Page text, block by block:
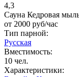
4,3
Сауна Кедровая
от 2000 руб/час
Тип парной:
Русская
Вместимость:
10 чел.
Характеристики: